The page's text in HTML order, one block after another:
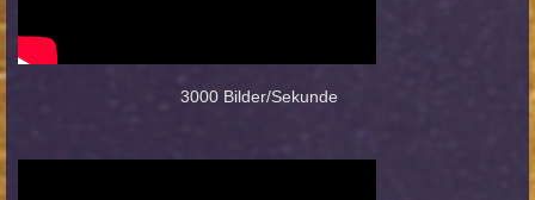
3000 Bilder/Sekunde